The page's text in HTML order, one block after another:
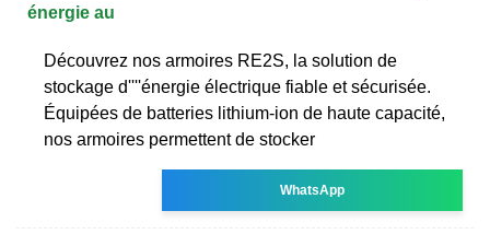
énergie au
Découvrez nos armoires RE2S, la solution de
stockage d''''énergie électrique fiable et sécurisée.
Équipées de batteries lithium-ion de haute capacité,
nos armoires permettent de stocker
WhatsApp